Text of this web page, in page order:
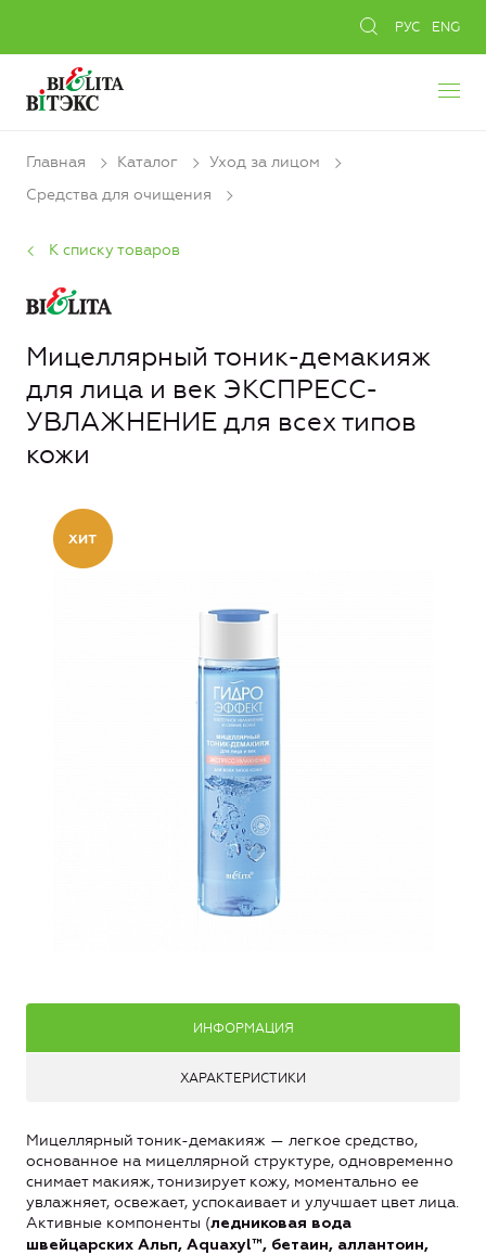
РУС ENG
Главная Каталог
Уход за лицом
Средства для очищения
К списку товаров
Мицеллярный тоник-демакияж
для лица и век ЭКСПРЕСС-
УВЛАЖНЕНИЕ для всех типов
кожи
ИНФОРМАЦИЯ
ХАРАКТЕРИСТИКИ
Мицеллярный тоник-демакияж — легкое средство,
основанное на мицеллярной структуре, одновременно
снимает макияж, тонизирует кожу, моментально ее
увлажняет, освежает, успокаивает и улучшает цвет лица.
Активные компоненты (ледниковая вода
швейцарских Альп, Aquaxyl™, бетаин, аллантоин,